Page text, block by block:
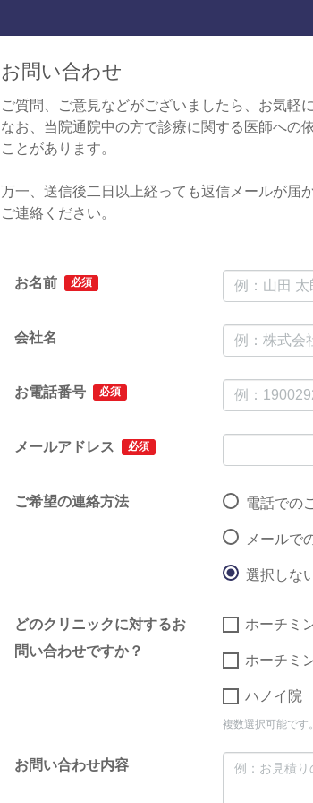
お問い合わせ
ご質問、ご意見などがございましたら、お気軽
なお、当院通院中の方で診療に関する医師への
ことがあります。
万一、送信後二日以上経っても返信メールが届
ご連絡ください。
お名前 必須
会社名
お電話番号 必須
メールアドレス 必須
ご希望の連絡方法 電話での
メールで
選択しな
どのクリニックに対するお
問い合わせですか？
ホーチミ
ホーチミ
ハノイ院
複数選択可能です。
お問い合わせ内容